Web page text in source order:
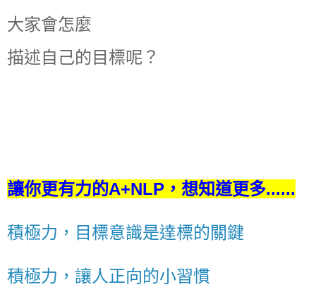
大家會怎麼
描述自己的目標呢？
讓你更有力的A+NLP，想知道更多......
積極力，目標意識是達標的關鍵
積極力，讓人正向的小習慣